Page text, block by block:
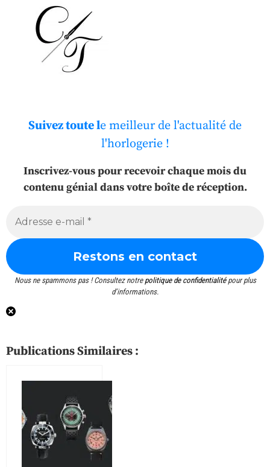
Suivez toute le meilleur de l'actualité de
l'horlogerie !
Inscrivez-vous pour recevoir chaque mois du
contenu génial dans votre boîte de réception.
Nous ne spammons pas ! Consultez notre politique de confidentialitépour plus
d’informations.
Publications Similaires :